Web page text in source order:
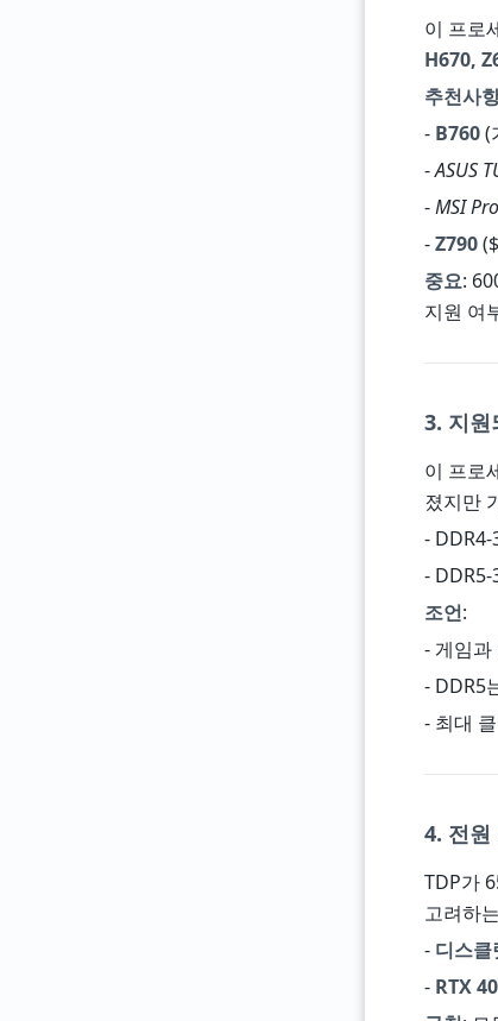
이 프로
H670,
추천사
- B760(
-ASUS
-MSI
-Z790
중요:
지원 여
3. 지원
이 프로
졌지만
-
-
조언:
- 게임과
- DDR5
- 최대
4. 전원
TDP가
고려하
- 디스클
- RTX